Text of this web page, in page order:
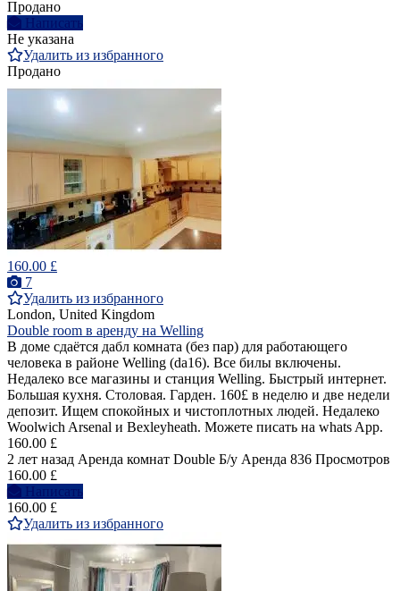
Продано
Написать
Не указана
Удалить из избранного
Продано
160.00 £
7
Удалить из избранного
London, United Kingdom
Double room в аренду на Welling
В доме сдаётся дабл комната (без пар) для работающего
человека в районе Welling (da16). Все билы включены.
Недалеко все магазины и станция Welling. Быстрый интернет.
Большая кухня. Столовая. Гарден. 160£ в неделю и две недели
депозит. Ищем спокойных и чистоплотных людей. Недалеко
Woolwich Arsenal и Bexleyheath. Можете писать на whats App.
160.00 £
2 лет назад Аренда комнат Double Б/у Аренда 836 Просмотров
160.00 £
Написать
160.00 £
Удалить из избранного